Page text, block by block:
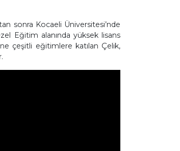
sonra Kocaeli Üniversitesi’nde
Eğitim alanında yüksek lisans
çeşitli eğitimlere katılan Çelik,